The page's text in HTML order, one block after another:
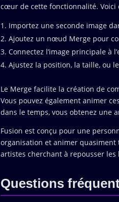
cœur de cette fonctionnalité. Voici
Importez une seconde image
Ajoutez un nœud Merge pour
Connectez l’image principale à
Ajustez la position, la taille, ou
Le Merge facilite la création de
Vous pouvez également animer
dans le temps, vous obtenez une
Fusion est conçu pour une
organisation et animer
artistes cherchant à repousser
Questions